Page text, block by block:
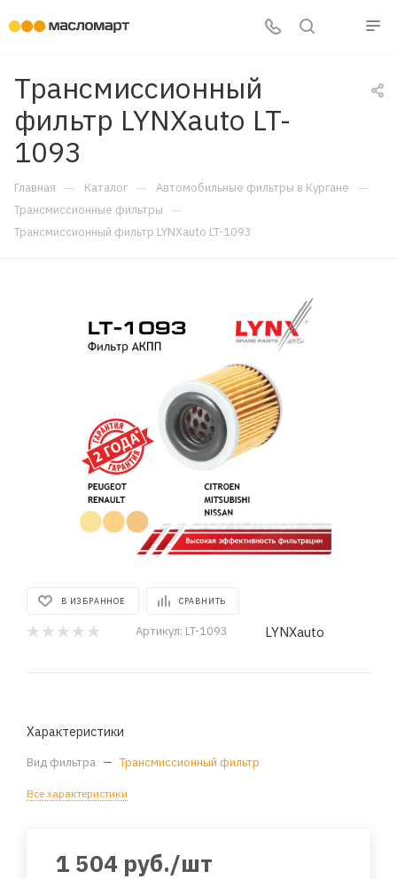
Трансмиссионный
фильтр LYNXauto LT-
1093
Главная — Каталог — Автомобильные фильтры в Кургане —
Трансмиссионные фильтры —
Трансмиссионный фильтр LYNXauto LT-1093
В ИЗБРАННОЕ СРАВНИТЬ
Артикул: LT-1093 LYNXauto
Характеристики
Вид фильтра — Трансмиссионный фильтр
Все характеристики
1 504 руб./шт